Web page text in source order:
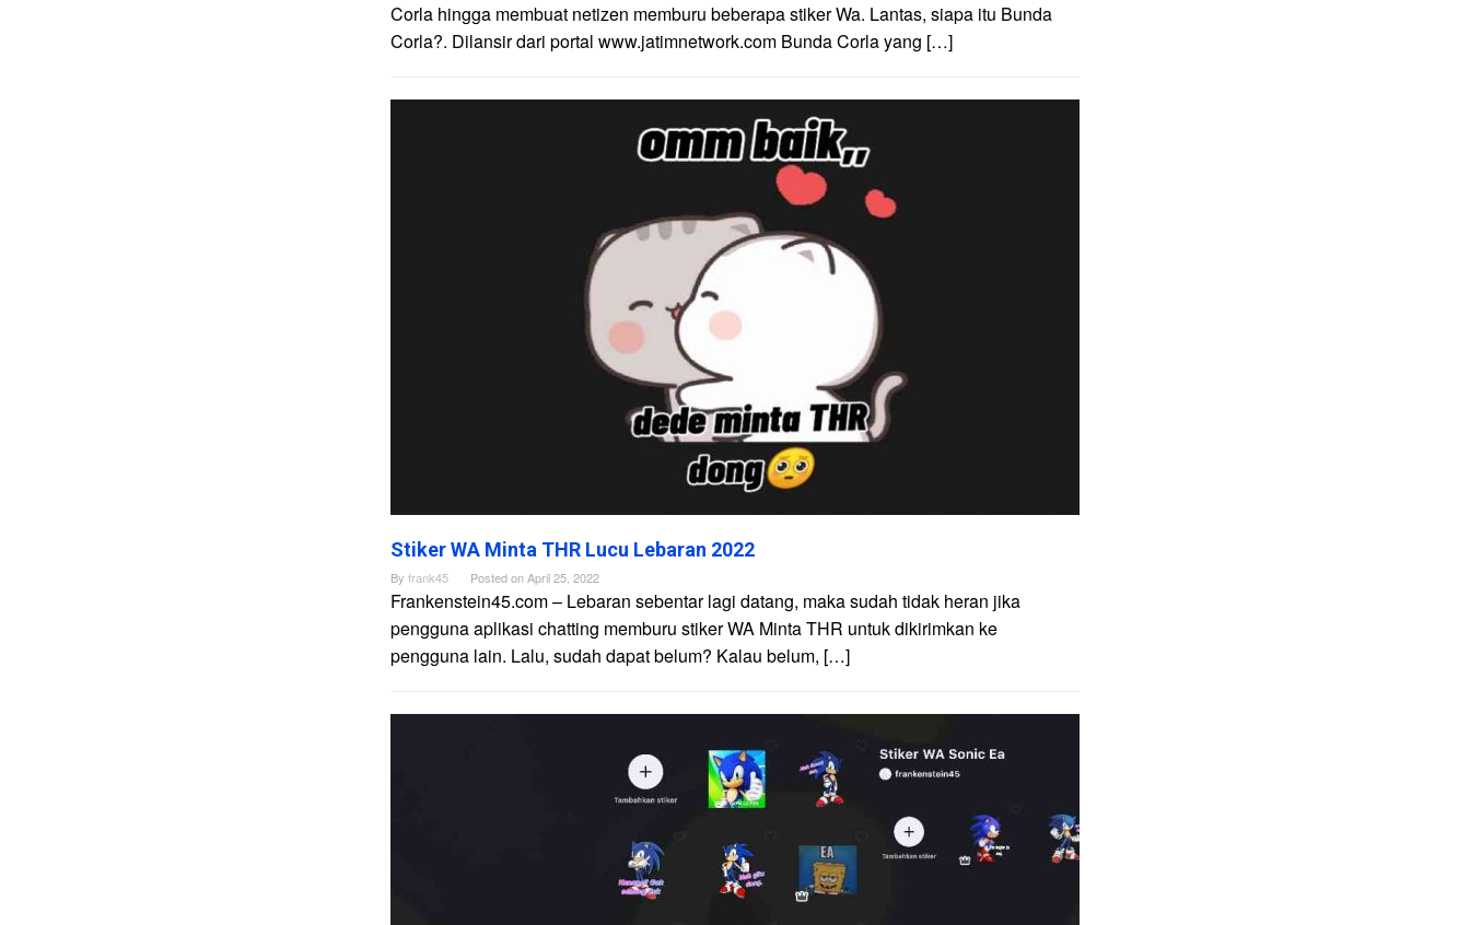
Corla hingga membuat netizen memburu beberapa stiker Wa. Lantas, siapa itu Bunda
Corla?. Dilansir dari portal www.jatimnetwork.com Bunda Corla yang […]
Stiker WA Minta THR Lucu Lebaran 2022
By frank45 Posted onApril 25, 2022
Frankenstein45.com – Lebaran sebentar lagi datang, maka sudah tidak heran jika
pengguna aplikasi chatting memburu stiker WA Minta THR untuk dikirimkan ke
pengguna lain. Lalu, sudah dapat belum? Kalau belum, […]